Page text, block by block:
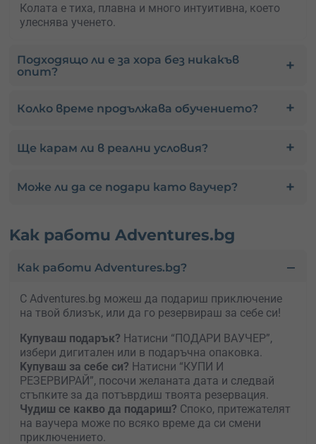
Колата е тиха, плавна и много интуитивна, което
улеснява ученето.
Подходящо ли е за хора без никакъв
опит?
Колко време продължава обучението?
Ще карам ли в реални условия?
Може ли да се подари като ваучер?
Kак работи Adventures.bg
Как работи Adventures.bg?
С Adventures.bg можеш да подариш приключение
на твой близък, или да го резервираш за себе си!
Купуваш подарък? Натисни “ПОДАРИ ВАУЧЕР”,
избери дигитален или в подаръчна опаковка.
Kупуваш за себе си? Натисни “КУПИ И
РЕЗЕРВИРАЙ”, посочи желаната дата и следвай
стъпките за да потъврдиш твоята резервация.
Чудиш се какво да подариш? Споко, притежателят
на ваучера може по всяко време да си смени
приключението.